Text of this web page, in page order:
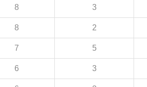
8 3
8 2
7 5
6 3